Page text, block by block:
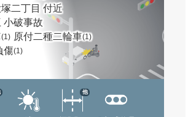
二丁目 付近
小破事故
(1) 原付二種二輪車(1)
傷(1)
他